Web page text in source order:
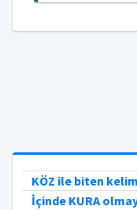
KÖZ ile biten
İçinde KURA